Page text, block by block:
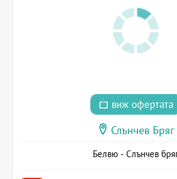
виж офертата
Слънчев Бряг
Белвю - Слънчев